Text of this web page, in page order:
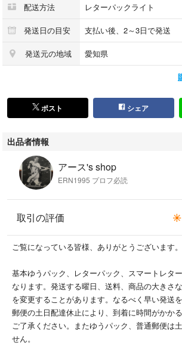
配送方法 レターパックライト
発送日の目安 支払い後、2～3日で発送
発送元の地域 愛知県
ポスト シェア
出品者情報
アース's shop
ERN1995 プロフ必読
取引の評価
ご覧になっている皆様、ありがとうございます。
基本ゆうパック、レターパック、スマートレタ
なります。発送する曜日、送料、商品の大きさ
を変更することがあります。なるべく早い発送
郵便の土日配達休止により、到着に時間がかか
ご了承ください。またゆうパック、普通郵便は
せん。